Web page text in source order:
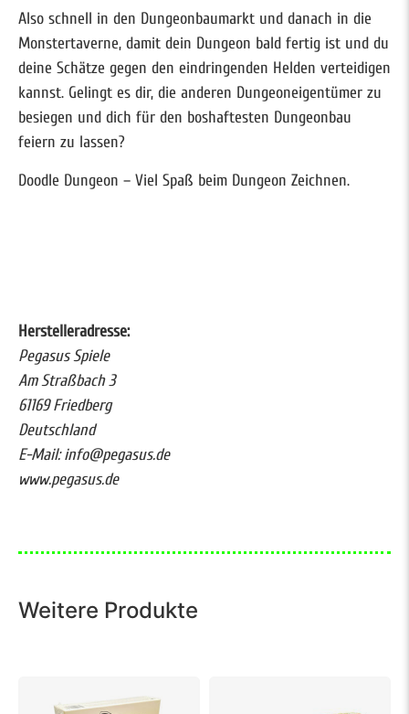
Also schnell in den Dungeonbaumarkt und danach in die
Monstertaverne, damit dein Dungeon bald fertig ist und du
deine Schätze gegen den eindringenden Helden verteidigen
kannst. Gelingt es dir, die anderen Dungeoneigentümer zu
besiegen und dich für den boshaftesten Dungeonbau
feiern zu lassen?
Doodle Dungeon – Viel Spaß beim Dungeon Zeichnen.
Herstelleradresse:
Pegasus Spiele
Am Straßbach 3
61169 Friedberg
Deutschland
E-Mail: info@pegasus.de
www.pegasus.de
Weitere Produkte